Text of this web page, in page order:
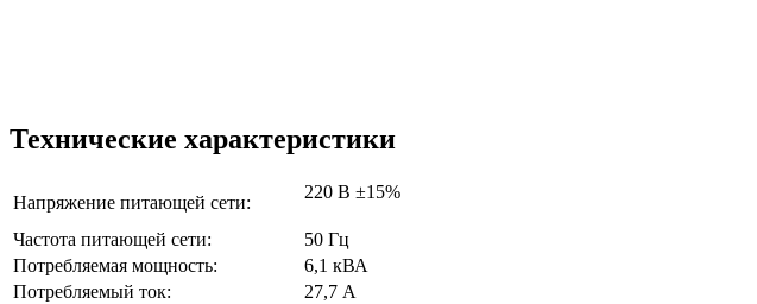
Технические характеристики
Напряжение питающей сети:
220 В ±15%
Частота питающей сети:
50 Гц
Потребляемая мощность:
6,1 кВА
Потребляемый ток:
27,7 А